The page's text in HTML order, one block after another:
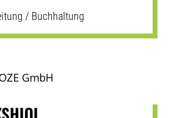
/ Buchhaltung